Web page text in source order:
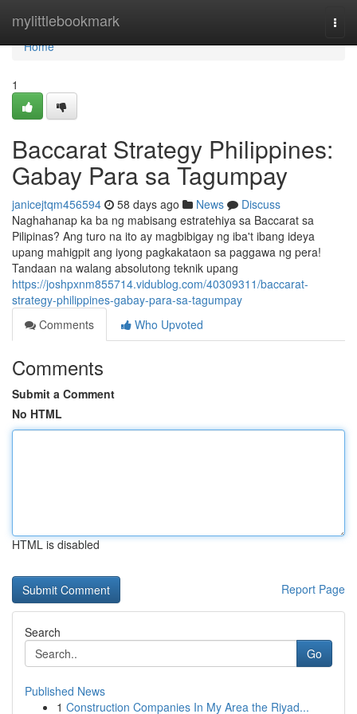
mylittlebookmark
Home
Home
1
Baccarat Strategy Philippines:
Gabay Para sa Tagumpay
janicejtqm456594 58 days ago News
Discuss
Naghahanap ka ba ng mabisang estratehiya sa Baccarat sa
Pilipinas? Ang turo na ito ay magbibigay ng iba't ibang ideya
upang mahigpit ang iyong pagkakataon sa paggawa ng pera!
Tandaan na walang absolutong teknik upang
https://joshpxnm855714.vidublog.com/40309311/baccarat-
strategy-philippines-gabay-para-sa-tagumpay
Comments
Who Upvoted
Comments
Submit a Comment
No HTML
HTML is disabled
Report Page
Search
Go
Published News
1 Construction Companies In My Area the Riyad...